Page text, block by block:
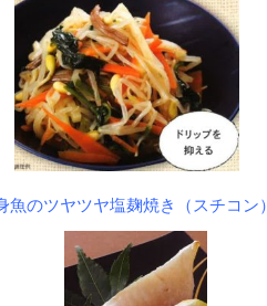
魚のツヤツヤ塩麹焼き（スチコン）